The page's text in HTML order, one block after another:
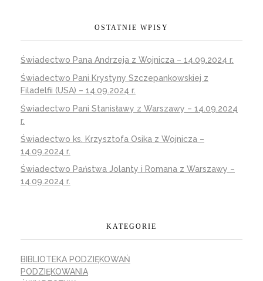
OSTATNIE WPISY
Świadectwo Pana Andrzeja z Wojnicza – 14.09.2024 r.
Świadectwo Pani Krystyny Szczepankowskiej z
Filadelfii (USA) – 14.09.2024 r.
Świadectwo Pani Stanisławy z Warszawy – 14.09.2024
r.
Świadectwo ks. Krzysztofa Osika z Wojnicza –
14.09.2024 r.
Świadectwo Państwa Jolanty i Romana z Warszawy –
14.09.2024 r.
KATEGORIE
BIBLIOTEKA PODZIĘKOWAŃ
PODZIĘKOWANIA